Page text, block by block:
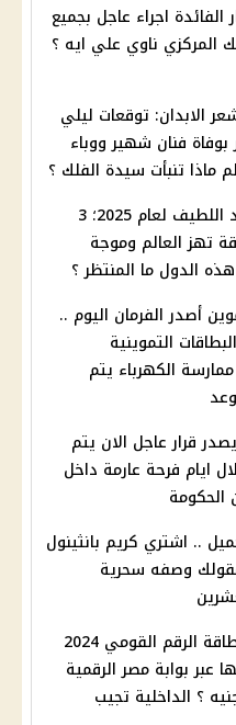
الفائدة اجراء عاجل بجميع
المركزي ناوي علي ايه ؟
الابدان: توقعات ليلي
فنان شهير ووباء
ماذا تنبأت سيدة الفلك ؟
توقعات ليلي عبد اللطيف لعام 2025؛ 3
تهز العالم وموجة
الدول ما المنتظر ؟
أصدر الفرمان اليوم ..
التموينية
الكهرباء يتم
قرار عاجل الان يتم
ايام فرحة عارمة داخل
الحكومة
.. اشتري كريم بانثينول
وصفه سحرية
رسوم استمارة بطاقة الرقم القومي 2024
عبر بوابة مصر الرقمية